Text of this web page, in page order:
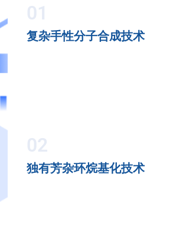
01
复杂手性分子合成技术
02
独有芳杂环烷基化技术